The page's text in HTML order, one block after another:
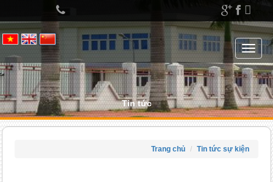
menu
Toggle
Tin tức
Trang chủ Tin tức sự kiện